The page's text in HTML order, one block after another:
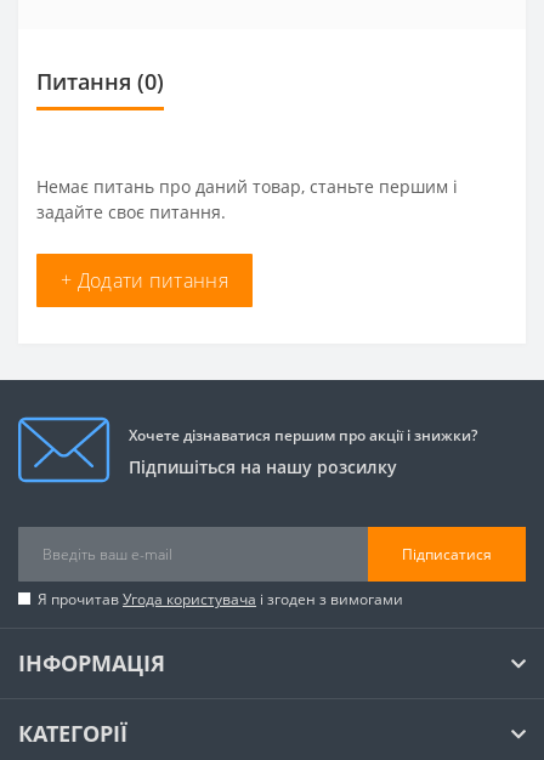
Питання (0)
Немає питань про даний товар, станьте першим і
задайте своє питання.
+ Додати питання
Хочете дізнаватися першим про акції і знижки?
Підпишіться на нашу розсилку
Підписатися
Я прочитавУгода користувача і згоден з вимогами
ІНФОРМАЦІЯ
КАТЕГОРІЇ